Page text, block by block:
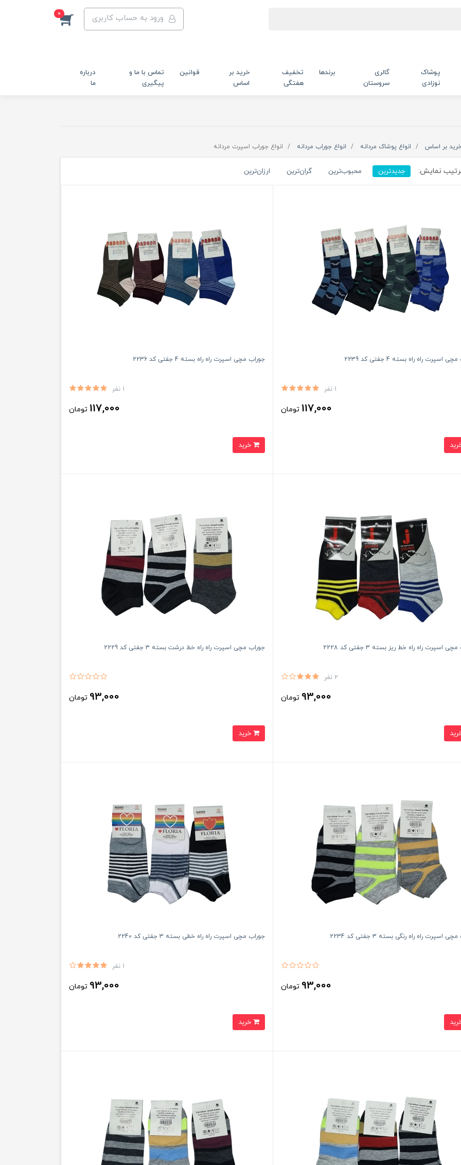
ورود به حساب کاربری 0
پوشاک
نوزادی
گالری
سروستان
برندها
تخفیف
هفتگی
خرید بر
اساس
قوانین
تماس با ما و
پیگیری
درباره
ما
بر اساس انواع پوشاک مردانه انواع جوراب مردانه انواع جوراب اسپرت مردانه
نمایش: جدیدترین محبوب‌ترین گران‌ترین ارزان‌ترین
اسپرت راه راه بسته 4 جفتی کد 2239
1 نفر
117,000 تومان
جوراب مچی اسپرت راه راه بسته 4 جفتی کد 2236
1 نفر
117,000 تومان
خرید
اسپرت راه راه خط ریز بسته 3 جفتی کد 2228
2 نفر
93,000 تومان
جوراب مچی اسپرت راه راه خط درشت بسته 3 جفتی کد 2229
93,000 تومان
خرید
اسپرت راه راه رنگی بسته 3 جفتی کد 2234
93,000 تومان
جوراب مچی اسپرت راه راه خطی بسته 3 جفتی کد 2240
1 نفر
93,000 تومان
خرید